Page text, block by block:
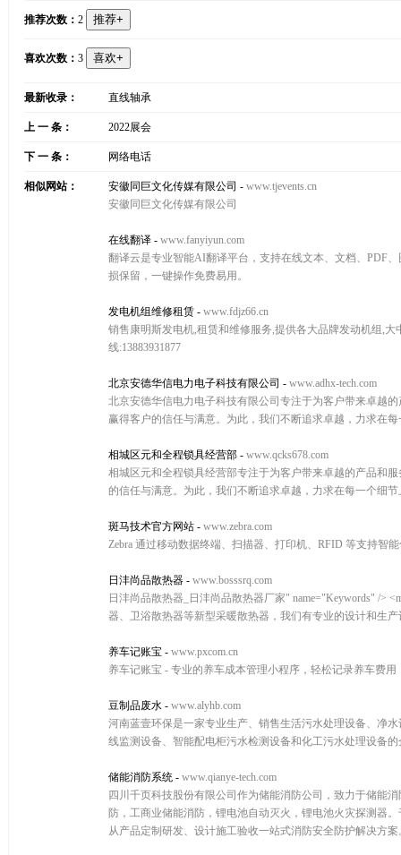
推荐次数： 2
喜欢次数： 3
最新收录： 直线轴承
上 一 条： 2022展会
下 一 条： 网络电话
相似网站： 安徽同巨文化传媒有限公司 - www.tjevents.cn
安徽同巨文化传媒有限公司
在线翻译 - www.fanyiyun.com
翻译云是专业智能AI翻译平台，支持在线文本、文档、PDF
损保留，一键操作免费易用。
发电机组维修租赁 - www.fdjz66.cn
销售康明斯发电机,租赁和维修服务,提供各大品牌发动机组,
线:13883931877
北京安德华信电力电子科技有限公司 - www.adhx-tech.com
北京安德华信电力电子科技有限公司专注于为客户带来卓越
赢得客户的信任与满意。为此，我们不断追求卓越，力求在
相城区元和全程锁具经营部 - www.qcks678.com
相城区元和全程锁具经营部专注于为客户带来卓越的产品和
的信任与满意。为此，我们不断追求卓越，力求在每一个细
斑马技术官方网站 - www.zebra.com
Zebra 通过移动数据终端、扫描器、打印机、RFID 等支持智
日沣尚品散热器 - www.bosssrq.com
日沣尚品散热器_日沣尚品散热器厂家" name="Keywords" />
器、卫浴散热器等新型采暖散热器，我们有专业的设计和生
养车记账宝 - www.pxcom.cn
养车记账宝 - 专业的养车成本管理小程序，轻松记录养车费用
豆制品废水 - www.alyhb.com
河南蓝壹环保是一家专业生产、销售生活污水处理设备、净
线监测设备、智能配电柜污水检测设备和化工污水处理设备
储能消防系统 - www.qianye-tech.com
四川千页科技股份有限公司作为储能消防公司，致力于储能
防，工商业储能消防，锂电池自动灭火，锂电池火灾探测器
从产品定制研发、设计施工验收一站式消防安全防护解决方案